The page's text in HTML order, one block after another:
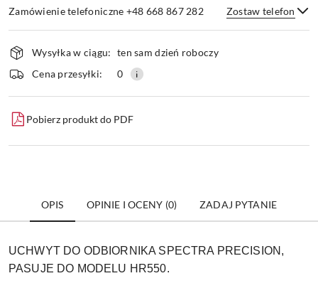
Zamówienie telefoniczne +48 668 867 282 Zostaw telefon
Wyślij
Dostępność
i
dostawa
Wysyłka w ciągu: ten sam dzień roboczy
Cena przesyłki:
0
Pobierz produkt do PDF
OPIS OPINIE I OCENY (0) ZADAJ PYTANIE
UCHWYT DO ODBIORNIKA SPECTRA PRECISION,
PASUJE DO MODELU HR550.